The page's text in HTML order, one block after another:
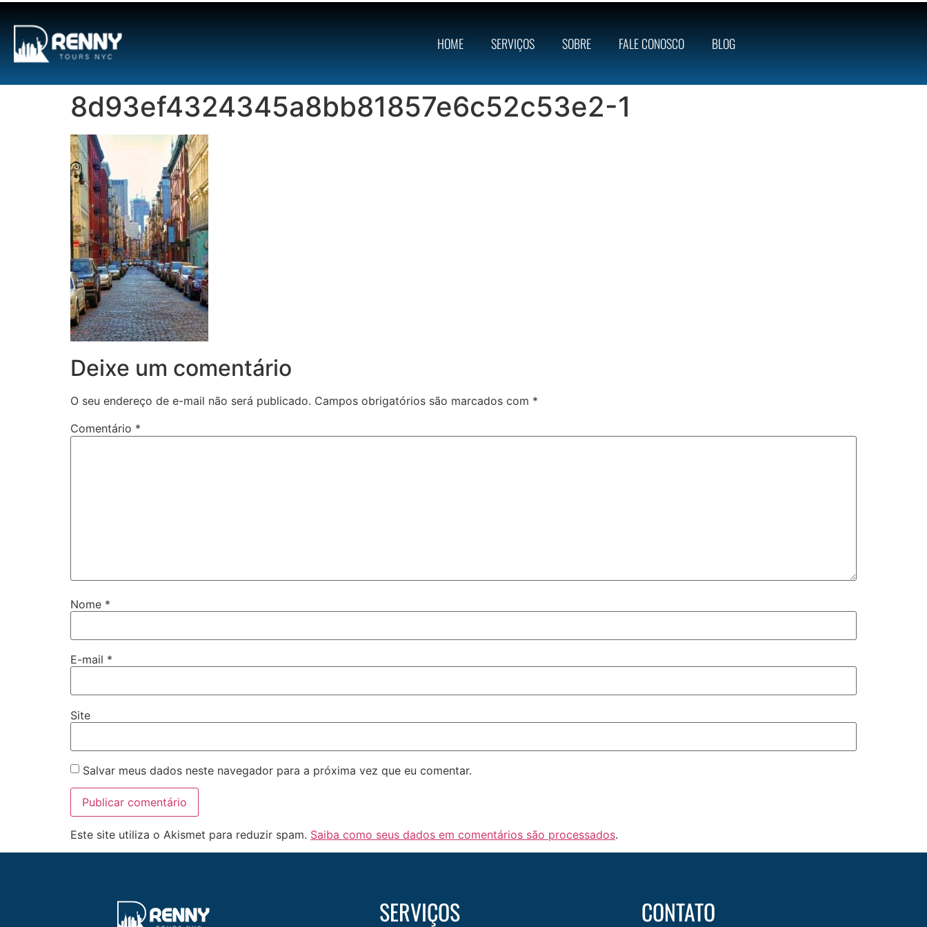
HOME SERVIÇOS SOBRE FALE CONOSCO BLOG
8d93ef4324345a8bb81857e6c52c53e2-1
Deixe um comentário
O seu endereço de e-mail não será publicado. Campos obrigatórios são marcados com *
Comentário *
Nome *
E-mail *
Site
Salvar meus dados neste navegador para a próxima vez que eu comentar.
Este site utiliza o Akismet para reduzir spam. Saiba como seus dados em comentários são processados.
SERVIÇOS CONTATO